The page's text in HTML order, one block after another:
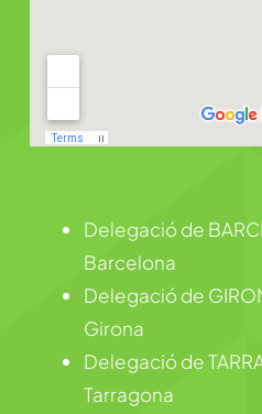
Delegació de
Barcelona
Delegació de
Girona
Delegació de
Tarragona